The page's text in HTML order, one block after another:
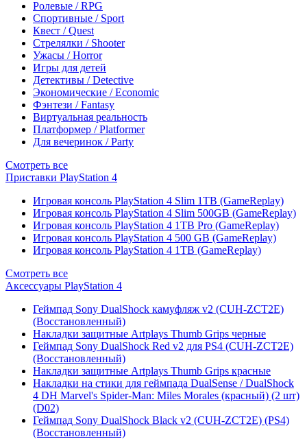
Ролевые / RPG
Спортивные / Sport
Квест / Quest
Стрелялки / Shooter
Ужасы / Horror
Игры для детей
Детективы / Detective
Экономические / Economic
Фэнтези / Fantasy
Виртуальная реальность
Платформер / Platformer
Для вечеринок / Party
Смотреть все
Приставки PlayStation 4
Игровая консоль PlayStation 4 Slim 1TB (GameReplay)
Игровая консоль PlayStation 4 Slim 500GB (GameReplay)
Игровая консоль PlayStation 4 1TB Pro (GameReplay)
Игровая консоль PlayStation 4 500 GB (GameReplay)
Игровая консоль PlayStation 4 1TB (GameReplay)
Смотреть все
Аксессуары PlayStation 4
Геймпад Sony DualShock камуфляж v2 (CUH-ZCT2E)
(Восстановленный)
Накладки защитные Artplays Thumb Grips черные
Геймпад Sony DualShock Red v2 для PS4 (CUH-ZCT2E)
(Восстановленный)
Накладки защитные Artplays Thumb Grips красные
Накладки на стики для геймпада DualSense / DualShock
4 DH Marvel's Spider-Man: Miles Morales (красный) (2 шт)
(D02)
Геймпад Sony DualShock Black v2 (CUH-ZCT2E) (PS4)
(Восстановленный)